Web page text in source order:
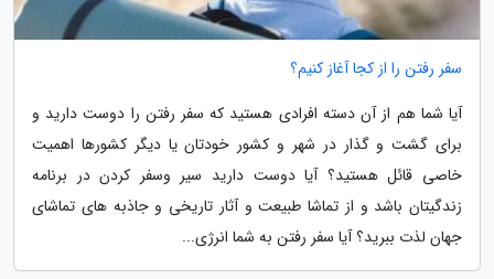
سفر رفتن را از کجا آغاز کنیم؟
آیا شما هم از آن دسته افرادی هستید که سفر رفتن را دوست دارید و
برای گشت و گذار در شهر و کشور خودتان یا دیگر کشورها اهمیت
خاصی قائل هستید؟ آیا دوست دارید سیر وسفر کردن در برنامه
زندگیتان باشد و از تماشا طبیعت و آثار تاریخی و جاذبه های تماشای
جهان لذت ببرید؟ آیا سفر رفتن به شما انرژی...